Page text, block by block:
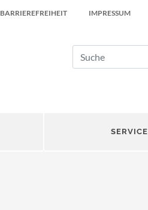
BARRIEREFREIHEIT IMPRESSUM
SERVICE